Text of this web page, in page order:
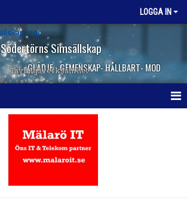
LOGGA IN
Södertörns Simsällskap
GLÄDJE - GEMENSKAP- HÅLLBART- MOD
Tävlingsverksamhet